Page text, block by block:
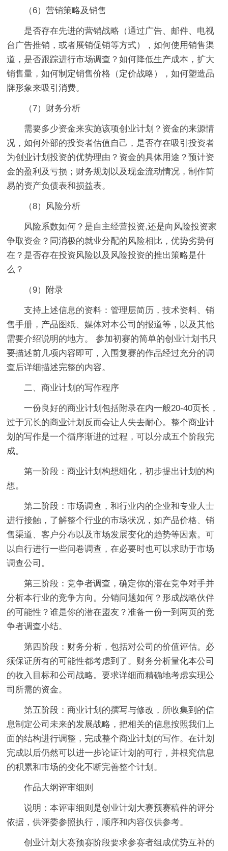
（6）营销策略及销售
是否存在先进的营销战略（通过广告、邮件、电视
台广告推销，或者展销促销等方式），如何使用销售渠
道，是否跟踪进行市场调查？如何降低生产成本，扩大
销售量，如何制定销售价格（定价战略），如何塑造品
牌形象来吸引消费。
（7）财务分析
需要多少资金来实施该项创业计划？资金的来源情
况，如何外部的投资者估值自己，是否存在吸引投资者
为创业计划投资的优势理由？资金的具体用途？预计资
金的盈利及亏损；财务规划以及现金流动情况，制作简
易的资产负债表和损益表。
（8）风险分析
风险系数如何？是自主经营投资,还是向风险投资家
争取资金？同消极的就业分配的风险相比，优势劣势何
在？是否存在投资风险以及风险投资的推出策略是什
么？
（9）附录
支持上述信息的资料：管理层简历，技术资料、销
售手册，产品图纸、媒体对本公司的报道等，以及其他
需要介绍说明的地方。 参加初赛的简单的创业计划书只
要描述前几项内容即可，入围复赛的作品经过充分的调
查后详细描述完整的内容。
二、商业计划的写作程序
一份良好的商业计划包括附录在内一般20-40页长，
过于冗长的商业计划反而会让人失去耐心。整个商业计
划的写作是一个循序渐进的过程，可以分成五个阶段完
成。
第一阶段：商业计划构想细化，初步提出计划的构
想。
第二阶段：市场调查，和行业内的企业和专业人士
进行接触，了解整个行业的市场状况，如产品价格、销
售渠道、客户分布以及市场发展变化的趋势等因素。可
以自行进行一些问卷调查，在必要时也可以求助于市场
调查公司。
第三阶段：竞争者调查，确定你的潜在竞争对手并
分析本行业的竞争方向。分销问题如何？形成战略伙伴
的可能性？谁是你的潜在盟友？准备一份一到两页的竞
争者调查小结。
第四阶段：财务分析，包括对公司的价值评估。必
须保证所有的可能性都考虑到了。财务分析量化本公司
的收入目标和公司战略。要求详细而精确地考虑实现公
司所需的资金。
第五阶段：商业计划的撰写与修改，所收集到的信
息制定公司未来的发展战略，把相关的信息按照我们上
面的结构进行调整，完成整个商业计划的写作。在计划
完成以后仍然可以进一步论证计划的可行，并根究信息
的积累和市场的变化不断完善整个计划。
作品大纲评审细则
说明：本评审细则是创业计划大赛预赛稿件的评分
依据，供评委参照执行，顺序和内容仅供参考。
创业计划大赛预赛阶段要求参赛者组成优势互补的